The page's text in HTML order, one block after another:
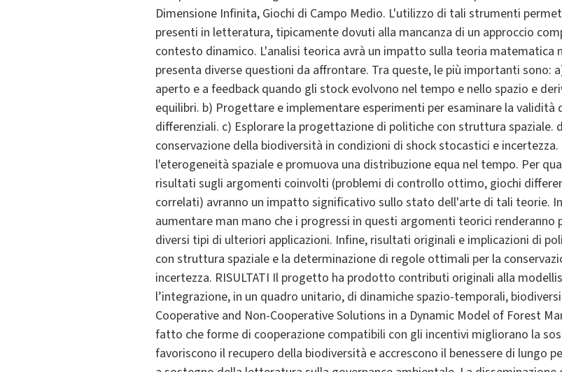
Dimensione Infinita, Giochi di Campo Medio. L'utilizzo di tali strumenti
presenti in letteratura, tipicamente dovuti alla mancanza di un approccio
contesto dinamico. L'analisi teorica avrà un impatto sulla teoria matematica
presenta diverse questioni da affrontare. Tra queste, le più importanti sono:
aperto e a feedback quando gli stock evolvono nel tempo e nello spazio e
equilibri. b) Progettare e implementare esperimenti per esaminare la validità
differenziali. c) Esplorare la progettazione di politiche con struttura
conservazione della biodiversità in condizioni di shock stocastici e
l'eterogeneità spaziale e promuova una distribuzione equa nel tempo. Per
risultati sugli argomenti coinvolti (problemi di controllo ottimo, giochi
correlati) avranno un impatto significativo sullo stato dell'arte di tali teorie.
aumentare man mano che i progressi in questi argomenti teorici
diversi tipi di ulteriori applicazioni. Infine, risultati originali e implicazioni di
con struttura spaziale e la determinazione di regole ottimali per la
incertezza. RISULTATI Il progetto ha prodotto contributi originali alla
l’integrazione, in un quadro unitario, di dinamiche spazio-temporali,
Cooperative and Non-Cooperative Solutions in a Dynamic Model of Forest
fatto che forme di cooperazione compatibili con gli incentivi migliorano la
favoriscono il recupero della biodiversità e accrescono il benessere di lungo